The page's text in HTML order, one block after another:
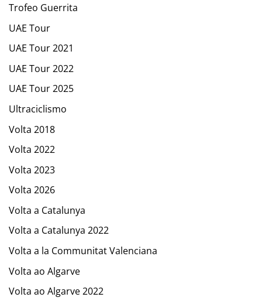
Trofeo Guerrita
UAE Tour
UAE Tour 2021
UAE Tour 2022
UAE Tour 2025
Ultraciclismo
Volta 2018
Volta 2022
Volta 2023
Volta 2026
Volta a Catalunya
Volta a Catalunya 2022
Volta a la Communitat Valenciana
Volta ao Algarve
Volta ao Algarve 2022